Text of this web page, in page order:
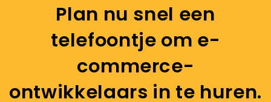
Plan nu snel een
telefoontje om e-
commerce-
ontwikkelaars in te huren.